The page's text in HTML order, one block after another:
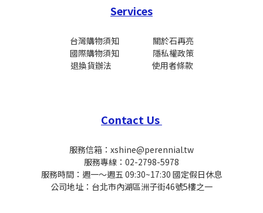
Services
台灣購物須知
關於石再亮
國際購物須知
隱私權政策
退換貨辦法
使用者條款
Contact Us
服務信箱：xshine@perennial.tw
服務專線：02-2798-5978
服務時間：週一～週五 09:30~17:30 國定假日休息
公司地址：台北市內湖區洲子街46號5樓之一